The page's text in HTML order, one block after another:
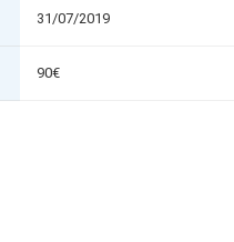
31/07/2019
90€